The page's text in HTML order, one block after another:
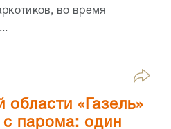
во время
области «Газель»
с парома: один